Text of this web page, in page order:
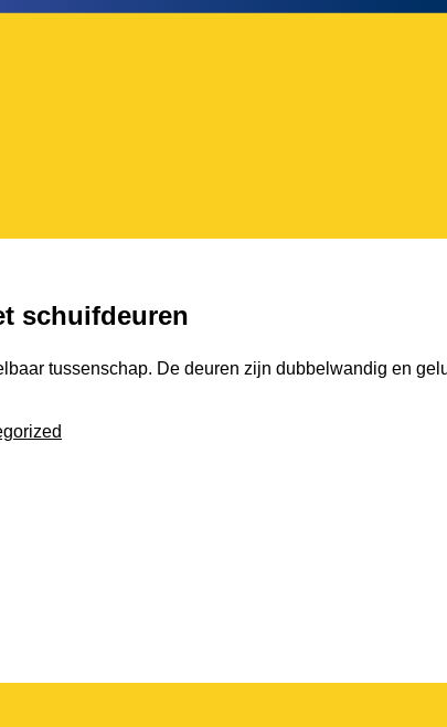
schuifdeuren
tussenschap. De deuren zijn dubbelwandig en